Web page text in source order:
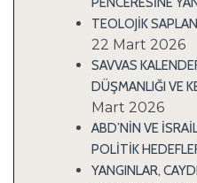
TEOLOJİK
22 Mart 2026
SAVVAS
DÜŞMANLIĞI VE
Mart 2026
ABD’NİN VE
POLİTİK
YANGINLAR,